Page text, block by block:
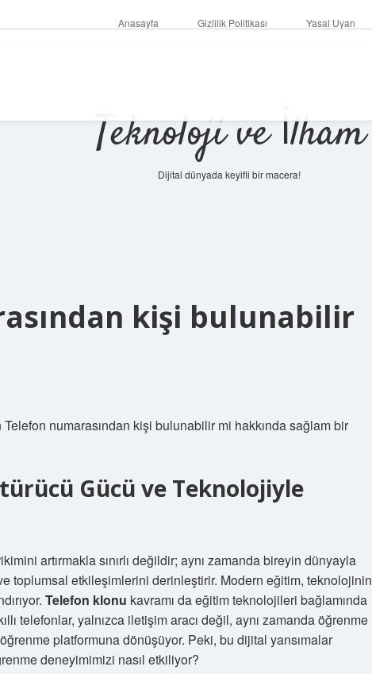
Anasayfa Gizlilik Politikası Yasal Uyarı
Teknoloji ve İlham
Dijital dünyada keyifli bir macera!
kişi bulunabilir
numarasından kişi bulunabilir mi hakkında sağlam bir
Gücü ve Teknolojiyle
artırmakla sınırlı değildir; aynı zamanda bireyin dünyayla
toplumsal etkileşimlerini derinleştirir. Modern eğitim, teknolojinin
Telefon klonu kavramı da eğitim teknolojileri bağlamında
telefonlar, yalnızca iletişim aracı değil, aynı zamanda öğrenme
platformuna dönüşüyor. Peki, bu dijital yansımalar
deneyimimizi nasıl etkiliyor?